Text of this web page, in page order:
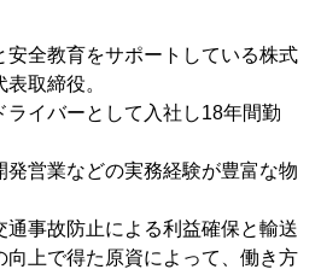
安全教育をサポートしている株式
取締役。
ライバーとして入社し18年間勤
発営業などの実務経験が豊富な物
通事故防止による利益確保と輸送
向上で得た原資によって、働き方